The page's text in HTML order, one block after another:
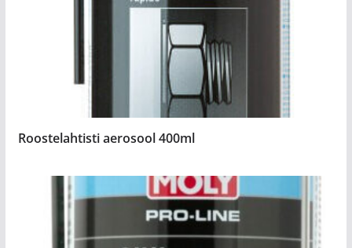
Roostelahtisti aerosool 400ml